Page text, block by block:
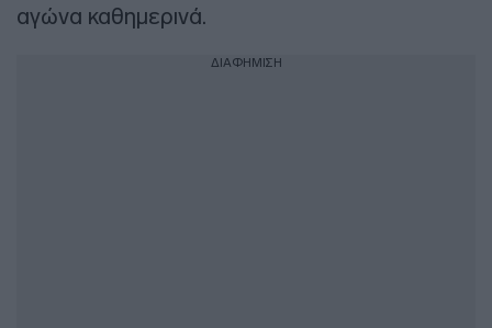
αγώνα καθημερινά.
ΔΙΑΦΗΜΙΣΗ